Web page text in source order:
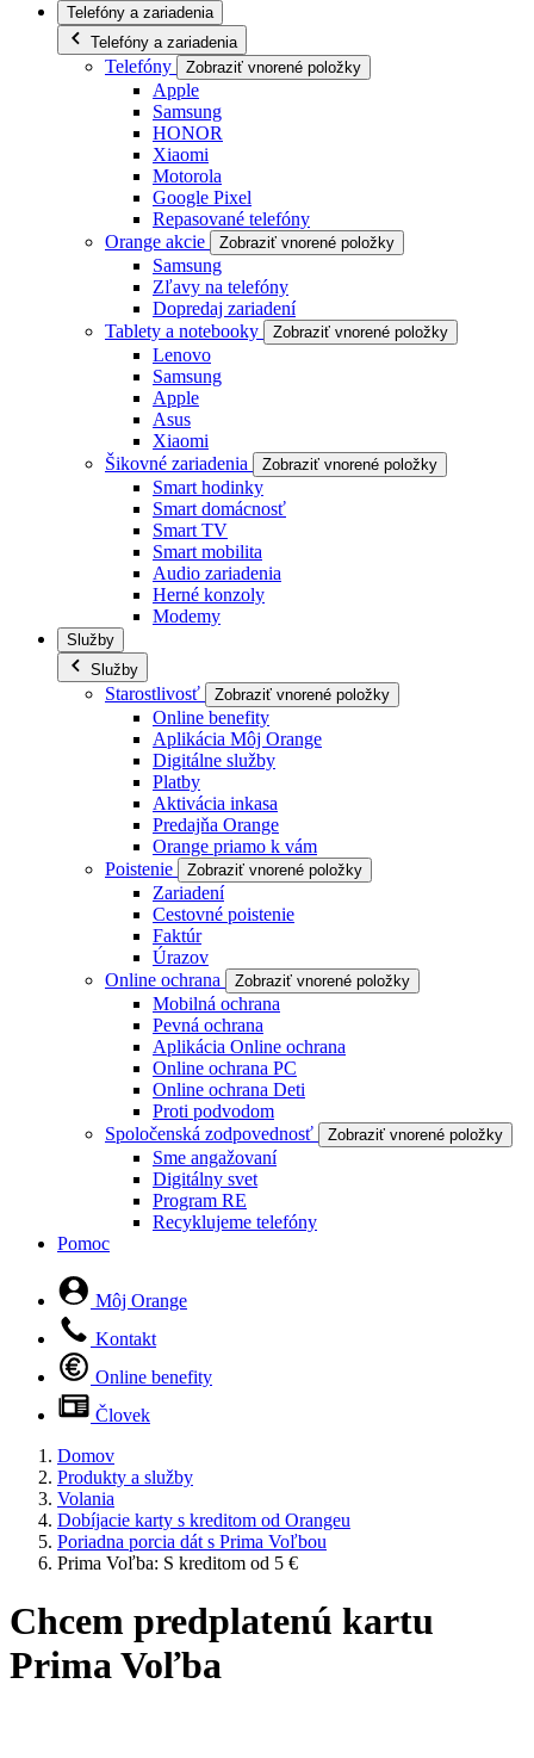
Telefóny a zariadenia
Telefóny a zariadenia
Telefóny Zobraziť vnorené položky
Apple
Samsung
HONOR
Xiaomi
Motorola
Google Pixel
Repasované telefóny
Orange akcie
Zobraziť vnorené položky
Samsung
Zľavy na telefóny
Dopredaj zariadení
Tablety a notebooky
Zobraziť vnorené položky
Lenovo
Samsung
Apple
Asus
Xiaomi
Šikovné zariadenia
Zobraziť vnorené položky
Smart hodinky
Smart domácnosť
Smart TV
Smart mobilita
Audio zariadenia
Herné konzoly
Modemy
Služby
Služby
Starostlivosť Zobraziť vnorené položky
Online benefity
Aplikácia Môj Orange
Digitálne služby
Platby
Aktivácia inkasa
Predajňa Orange
Orange priamo k vám
Poistenie
Zobraziť vnorené položky
Zariadení
Cestovné poistenie
Faktúr
Úrazov
Online ochrana
Zobraziť vnorené položky
Mobilná ochrana
Pevná ochrana
Aplikácia Online ochrana
Online ochrana PC
Online ochrana Deti
Proti podvodom
Spoločenská zodpovednosť
Zobraziť vnorené položky
Sme angažovaní
Digitálny svet
Program RE
Recyklujeme telefóny
Pomoc
Môj Orange
Kontakt
Online benefity
Človek
Domov
Produkty a služby
Volania
Dobíjacie karty s kreditom od Orangeu
Poriadna porcia dát s Prima Voľbou
Prima Voľba: S kreditom od 5 €
Chcem predplatenú kartu
Prima Voľba